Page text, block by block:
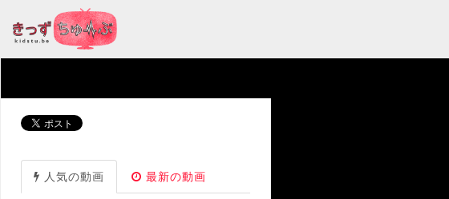
人気の動画 最新の動画